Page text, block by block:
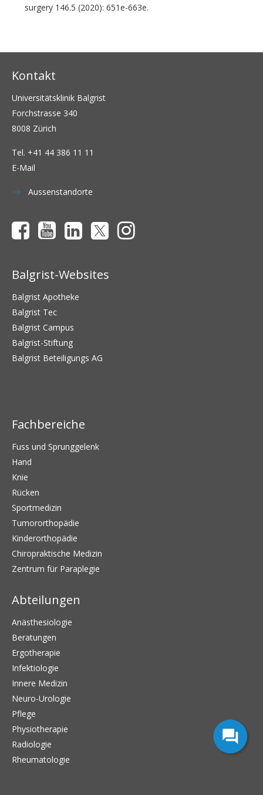
surgery 146.5 (2020): 651e-663e.
Kontakt
Universitätsklinik Balgrist
Forchstrasse 340
8008 Zürich
Tel. +41 44 386 11 11
E-Mail
Aussenstandorte
Balgrist-Websites
Balgrist Apotheke
Balgrist Tec
Balgrist Campus
Balgrist-Stiftung
Balgrist Beteiligungs AG
Fachbereiche
Fuss und Sprunggelenk
Hand
Knie
Rücken
Sportmedizin
Tumororthopädie
Kinderorthopädie
Chiropraktische Medizin
Zentrum für Paraplegie
Abteilungen
Anästhesiologie
Beratungen
Ergotherapie
Infektiologie
Innere Medizin
Neuro-Urologie
Pflege
Physiotherapie
Radiologie
Rheumatologie